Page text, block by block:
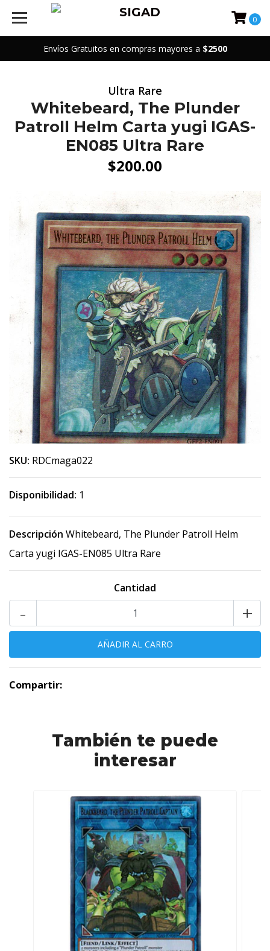
Envíos Gratuitos en compras mayores a $2500
0
Ultra Rare
Whitebeard, The Plunder
Patroll Helm Carta yugi IGAS-
EN085 Ultra Rare
$200.00
SKU: RDCmaga022
Disponibilidad: 1
Descripción Whitebeard, The Plunder Patroll Helm
Carta yugi IGAS-EN085 Ultra Rare
Cantidad
+
-
Compartir:
También te puede
interesar